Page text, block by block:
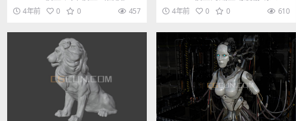
其他推荐: Blender模型-现代滑板
车...4年前 0 0 457
乌索普3D模型素材 其他推荐: Blen
de...4年前 0 0 610